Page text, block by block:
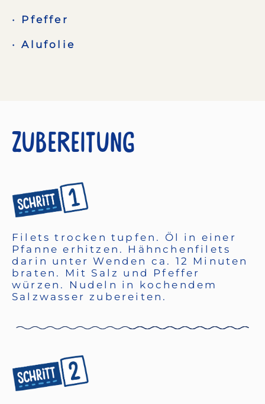
Pfeffer
Alufolie
Zubereitung
Filets trocken tupfen. Öl in einer
Pfanne erhitzen. Hähnchenfilets
darin unter Wenden ca. 12 Minuten
braten. Mit Salz und Pfeffer
würzen. Nudeln in kochendem
Salzwasser zubereiten.